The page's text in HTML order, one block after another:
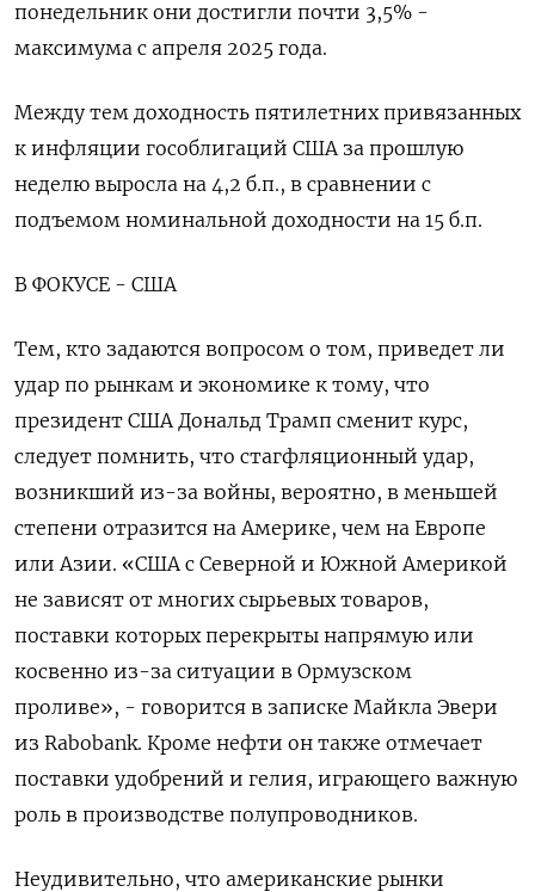
понедельник они достигли почти 3,5% -
максимума с апреля 2025 года.
Между тем доходность пятилетних привязанных
к инфляции гособлигаций США за прошлую
неделю выросла на 4,2 б.п., в сравнении с
подъемом номинальной доходности на 15 б.п.
В ФОКУСЕ - США
Тем, кто задаются вопросом о том, приведет ли
удар по рынкам и экономике к тому, что
президент США Дональд Трамп сменит курс,
следует помнить, что стагфляционный удар,
возникший из-за войны, вероятно, в меньшей
степени отразится на Америке, чем на Европе
или Азии. «США с Северной и Южной Америкой
не зависят от многих сырьевых товаров,
поставки которых перекрыты напрямую или
косвенно из-за ситуации в Ормузском
проливе», - говорится в записке Майкла Эвери
из Rabobank. Кроме нефти он также отмечает
поставки удобрений и гелия, играющего важную
роль в производстве полупроводников.
Неудивительно, что американские рынки